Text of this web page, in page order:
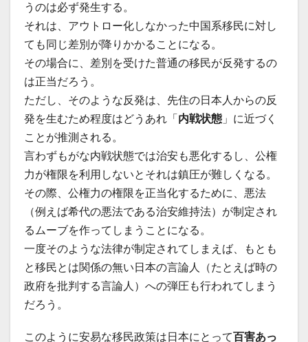
うのは必ず発生する。
それは、アウトロー化しなかった中国系移民に対し
ても同じ差別が降りかかることになる。
その場合に、差別を受けた普通の移民が反発するの
は正当だろう。
ただし、そのような反発は、先住の日本人からの反
発を生むため程度はどうあれ「 内戦状態 」に近づく
ことが推測される。
言わずもがな内戦状態では治安も悪化するし、公権
力が権限を利用しないとそれは鎮圧が難しくなる。
その際、公権力の権限を正当化するために、悪法
（例えば希代の悪法である治安維持法）が制定され
るムーブを作ってしまうことになる。
一度そのような法律が制定されてしまえば、もとも
と移民とは関係の無い日本の言論人（たとえば時の
政府を批判する言論人）への弾圧も行われてしまう
だろう。
このように安易な移民政策は日本にとって百害あっ